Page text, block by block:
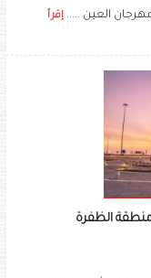
العين ..... إقرأ